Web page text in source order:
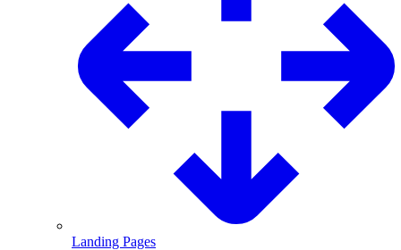
Landing Pages